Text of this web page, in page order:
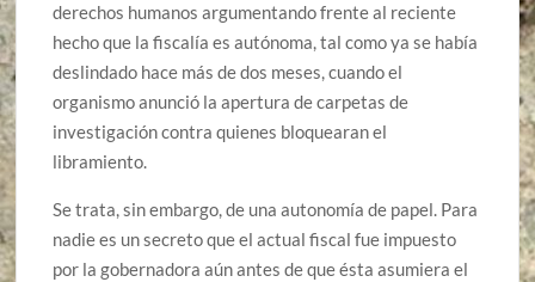
derechos humanos argumentando frente al reciente
hecho que la fiscalía es autónoma, tal como ya se había
deslindado hace más de dos meses, cuando el
organismo anunció la apertura de carpetas de
investigación contra quienes bloquearan el
libramiento.
Se trata, sin embargo, de una autonomía de papel. Para
nadie es un secreto que el actual fiscal fue impuesto
por la gobernadora aún antes de que ésta asumiera el